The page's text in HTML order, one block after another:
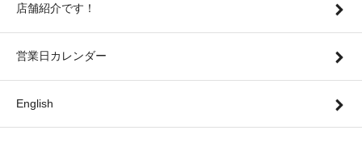
店舗紹介です！
営業日カレンダー
English